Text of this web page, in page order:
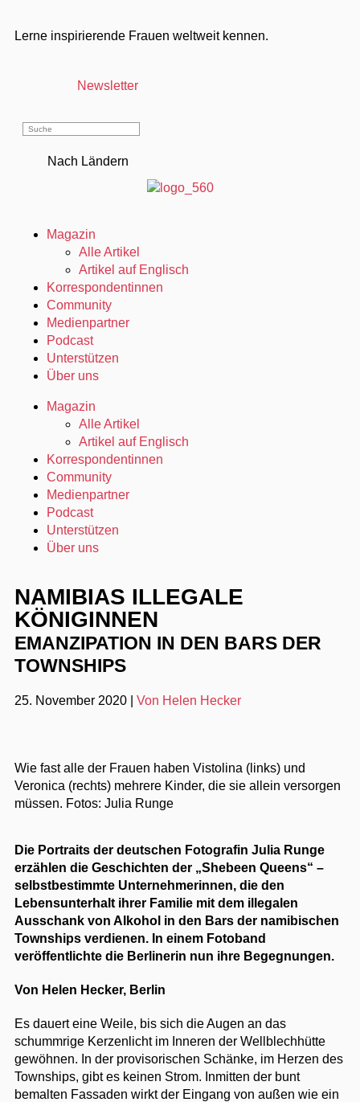
Lerne inspirierende Frauen weltweit kennen.
Newsletter
Nach Ländern
Magazin
Alle Artikel
Artikel auf Englisch
Korrespondentinnen
Community
Medienpartner
Podcast
Unterstützen
Über uns
Magazin
Alle Artikel
Artikel auf Englisch
Korrespondentinnen
Community
Medienpartner
Podcast
Unterstützen
Über uns
NAMIBIAS ILLEGALE
KÖNIGINNEN
EMANZIPATION IN DEN BARS DER
TOWNSHIPS
25. November 2020 Von Helen Hecker
Wie fast alle der Frauen haben Vistolina (links) und
Veronica (rechts) mehrere Kinder, die sie allein versorgen
müssen. Fotos: Julia Runge
Die Portraits der deutschen Fotografin Julia Runge
erzählen die Geschichten der „Shebeen Queens“ –
selbstbestimmte Unternehmerinnen, die den
Lebensunterhalt ihrer Familie mit dem illegalen
Ausschank von Alkohol in den Bars der namibischen
Townships verdienen. In einem Fotoband
veröffentlichte die Berlinerin nun ihre Begegnungen.
Von Helen Hecker, Berlin
Es dauert eine Weile, bis sich die Augen an das
schummrige Kerzenlicht im Inneren der Wellblechhütte
gewöhnen. In der provisorischen Schänke, im Herzen des
Townships, gibt es keinen Strom. Inmitten der bunt
bemalten Fassaden wirkt der Eingang von außen wie ein